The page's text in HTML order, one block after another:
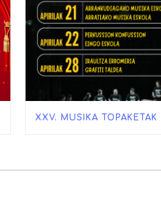
XXV. MUSIKA